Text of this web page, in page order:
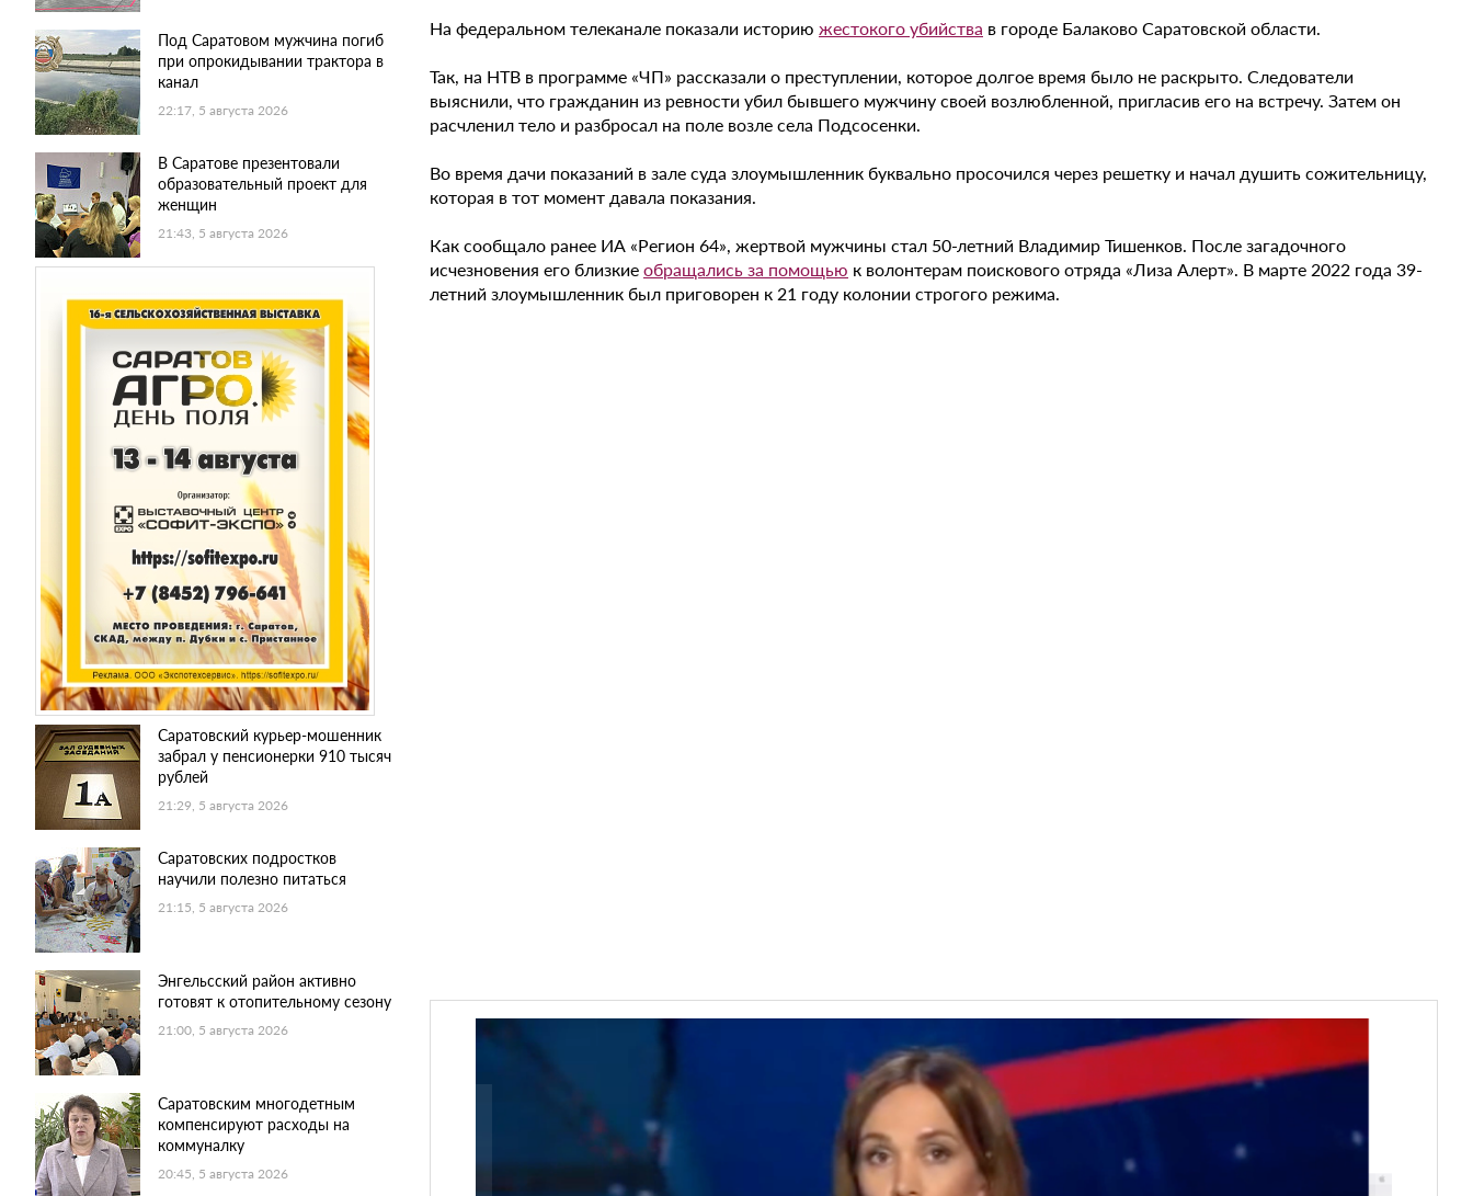
Под Саратовом мужчина погиб
при опрокидывании трактора в
канал
22:17, 5 августа 2026
В Саратове презентовали
образовательный проект для
женщин
21:43, 5 августа 2026
Саратовский курьер-мошенник
забрал у пенсионерки 910 тысяч
рублей
21:29, 5 августа 2026
Саратовских подростков
научили полезно питаться
21:15, 5 августа 2026
Энгельсский район активно
готовят к отопительному сезону
21:00, 5 августа 2026
Саратовским многодетным
компенсируют расходы на
коммуналку
20:45, 5 августа 2026
На федеральном телеканале показали историю жестокого убийства в городе Балаково Саратовской области.
Так, на НТВ в программе «ЧП» рассказали о преступлении, которое долгое время было не раскрыто. Следователи
выяснили, что гражданин из ревности убил бывшего мужчину своей возлюбленной, пригласив его на встречу. Затем он
расчленил тело и разбросал на поле возле села Подсосенки.
Во время дачи показаний в зале суда злоумышленник буквально просочился через решетку и начал душить сожительницу,
которая в тот момент давала показания.
Как сообщало ранее ИА «Регион 64», жертвой мужчины стал 50-летний Владимир Тишенков. После загадочного
исчезновения его близкиеобращались за помощью к волонтерам поискового отряда «Лиза Алерт». В марте 2022 года 39-
летний злоумышленник был приговорен к 21 году колонии строгого режима.